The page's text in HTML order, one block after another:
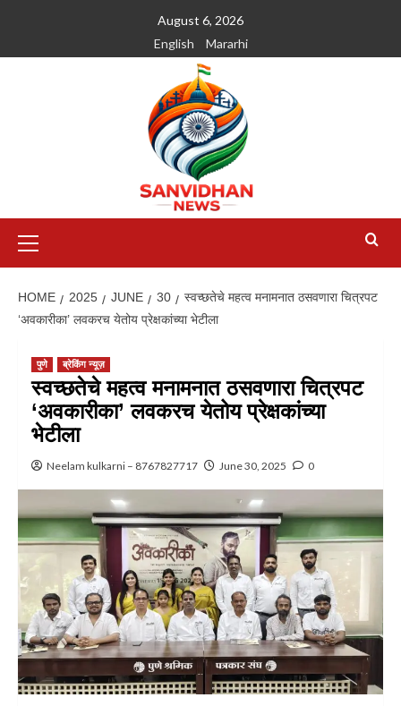
August 6, 2026
English
Mararhi
HOME 2025 JUNE 30
स्वच्छतेचे महत्व मनामनात ठसवणारा चित्रपट
‘अवकारीका’ लवकरच येतोय प्रेक्षकांच्या भेटीला
पुणे ब्रेकिंग न्यूज़
स्वच्छतेचे महत्व मनामनात ठसवणारा चित्रपट
‘अवकारीका’ लवकरच येतोय प्रेक्षकांच्या
भेटीला
Neelam kulkarni – 8767827717 June 30, 2025 0